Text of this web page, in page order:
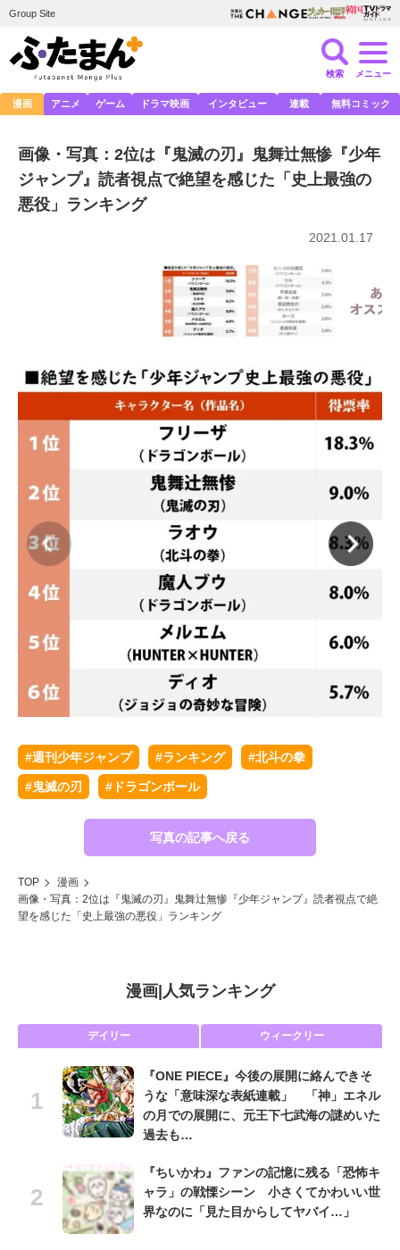
Group Site
検索 メニュー
漫画 アニメ ゲーム ドラマ映画 インタビュー 連載 無料コミック
画像・写真：2位は『鬼滅の刃』鬼舞辻無惨『少年
ジャンプ』読者視点で絶望を感じた「史上最強の
悪役」ランキング
2021.01.17
#週刊少年ジャンプ #ランキング #北斗の拳
#鬼滅の刃 #ドラゴンボール
写真の記事へ戻る
TOP
漫画
画像・写真：2位は『鬼滅の刃』鬼舞辻無惨『少年ジャンプ』読者視点で絶
望を感じた「史上最強の悪役」ランキング
漫画| 人気ランキング
デイリー ウィークリー
『ONE PIECE』今後の展開に絡んできそ
うな「意味深な表紙連載」 「神」エネル
の月での展開に、元王下七武海の謎めいた
過去も…
『ちいかわ』ファンの記憶に残る「恐怖キ
ャラ」の戦慄シーン 小さくてかわいい世
界なのに「見た目からしてヤバイ…」